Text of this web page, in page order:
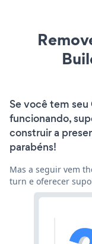
Se você tem
funcionando,
construir a
parabéns!
Mas a seguir vem
turn e oferecer